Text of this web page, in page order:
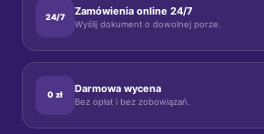
24/7 Zamówienia online 24/7
Wyślij dokument o dowolnej porze.
0 zł Darmowa wycena
Bez opłat i bez zobowiązań.